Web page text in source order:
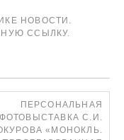
НОВОСТИ .
ССЫЛКУ.
ПЕРСОНАЛЬНАЯ
ФОТОВЫСТАВКА С.И.
«МОНОКЛЬ.